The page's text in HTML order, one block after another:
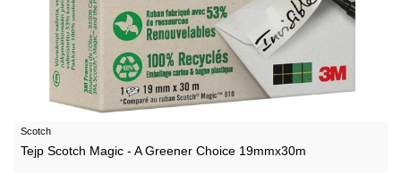
Scotch
Tejp Scotch Magic - A Greener Choice 19mmx30m